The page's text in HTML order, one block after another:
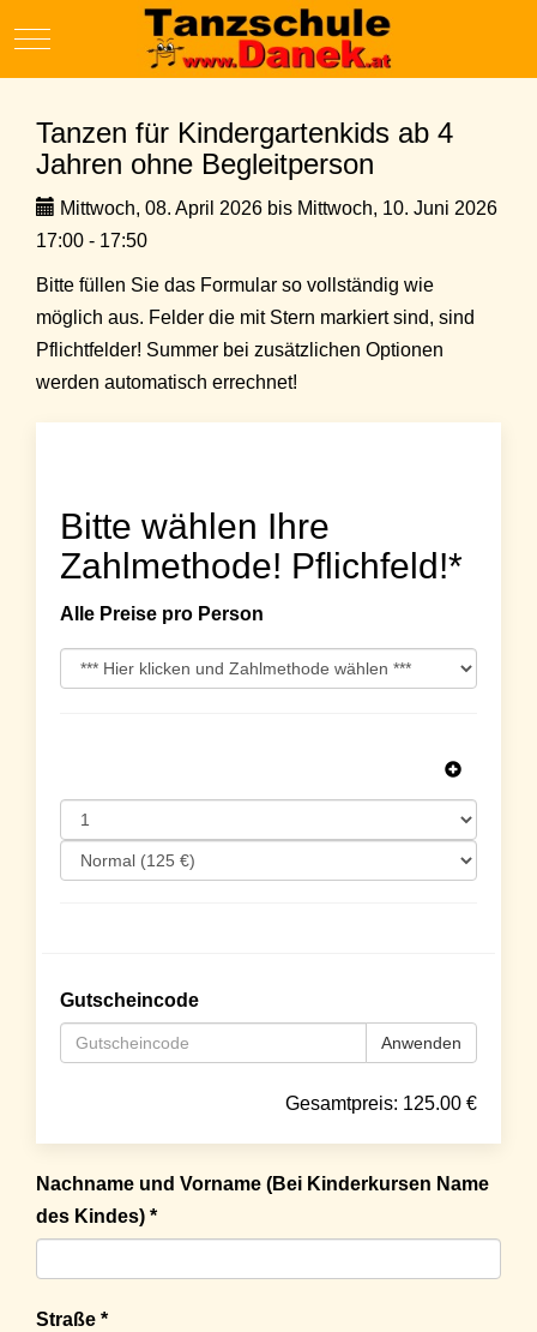
Mobile Menu Toggle
Tanzen für Kindergartenkids ab 4
Jahren ohne Begleitperson
Mittwoch, 08. April 2026 bis Mittwoch, 10. Juni 2026
17:00 - 17:50
Bitte füllen Sie das Formular so vollständig wie
möglich aus. Felder die mit Stern markiert sind, sind
Pflichtfelder! Summer bei zusätzlichen Optionen
werden automatisch errechnet!
Bitte wählen Ihre
Zahlmethode! Pflichfeld!*
Alle Preise pro Person
Gutscheincode
Anwenden
Gesamtpreis: 125.00 €
Nachname und Vorname (Bei Kinderkursen Name
des Kindes) *
Straße *